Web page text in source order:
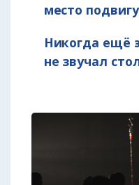
место
Никогда ещё
не звучал